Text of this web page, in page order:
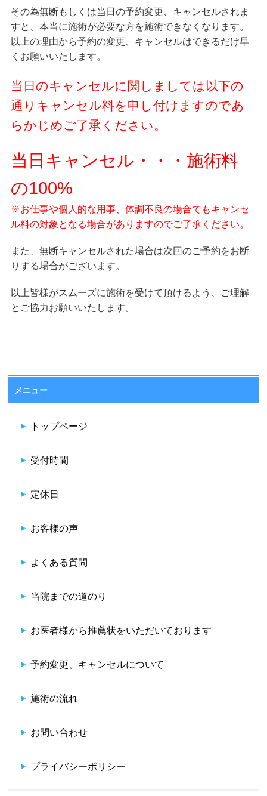
その為無断もしくは当日の予約変更、キャンセルされま
すと、本当に施術が必要な方を施術できなくなります。
以上の理由から予約の変更、キャンセルはできるだけ早
くお願いいたします。
当日のキャンセルに関しましては以下の
通りキャンセル料を申し付けますのであ
らかじめご了承ください。
当日キャンセル・・・施術料
の100%
※お仕事や個人的な用事、体調不良の場合でもキャンセ
ル料の対象となる場合がありますのでご了承ください。
また、無断キャンセルされた場合は次回のご予約をお断
りする場合がございます。
以上皆様がスムーズに施術を受けて頂けるよう、ご理解
とご協力お願いいたします。
メニュー
トップページ
受付時間
定休日
お客様の声
よくある質問
当院までの道のり
お医者様から推薦状をいただいております
予約変更、キャンセルについて
施術の流れ
お問い合わせ
プライバシーポリシー